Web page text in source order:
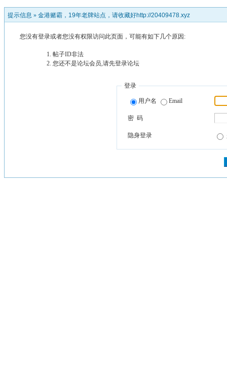
提示信息 » 金港赌霸，19年老牌站点，请收藏好http://20409478.xyz
您没有登录或者您没有权限访问此页面，可能有如下几个原因:
帖子ID非法
您还不是论坛会员,请先登录论坛
登录
用户名 Email
密 码
隐身登录